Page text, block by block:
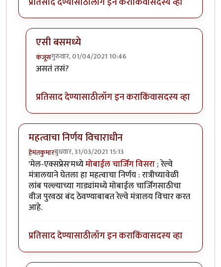
एसी बसमध्ये
कंजूसगुरुवार, 01/04/2021 10:46
In reply to
असतं तसं?
प्रतिसाद देण्यासाठीलॉग इन कराकिंवासदस्य व्हा
महत्वाचा निर्णय विचाराधीन
हेमंतकुमारबुधवार, 31/03/2021 15:13
'मेल-एक्सप्रेस'मध्येमोबाईल चार्जिंग विसरा; रेल्वे
मंत्रालयाने घेतला हा महत्वाचा निर्णय : रात्रीच्यावेळी
लांब पल्ल्याच्या गाड्यांमध्ये मोबाईल चार्जिंगसाठीचा
वीज पुरवठा बंद ठेवण्याबाबत रेल्वे मंत्रालय विचार करत
आहे.
प्रतिसाद देण्यासाठीलॉग इन कराकिंवासदस्य व्हा